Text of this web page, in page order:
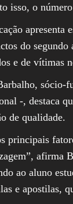
isso, o
apresenta
do
e de vítimas
sócio-
-, destaca
de qualidade.
principais
afirma
ao aluno
e apostilas,